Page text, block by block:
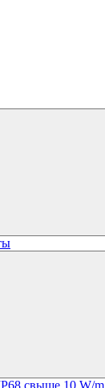
свыше 10 W/m